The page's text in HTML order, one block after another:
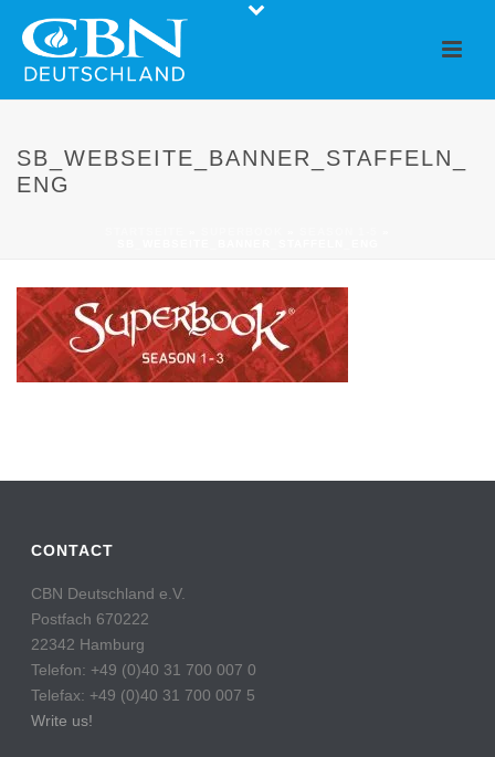
SB_WEBSEITE_BANNER_STAFFELN_
ENG
CONTACT
CBN Deutschland e.V.
Postfach 670222
22342 Hamburg
Telefon: +49 (0)40 31 700 007 0
Telefax: +49 (0)40 31 700 007 5
Write us!